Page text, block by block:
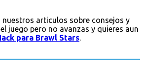
articulos sobre consejos y
juego pero no avanzas y quieres aun
para Brawl Stars.